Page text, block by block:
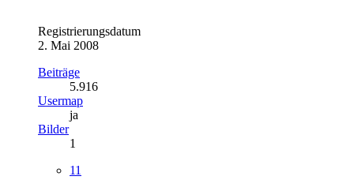
Registrierungsdatum
2. Mai 2008
Beiträge
5.916
Usermap
ja
Bilder
1
11